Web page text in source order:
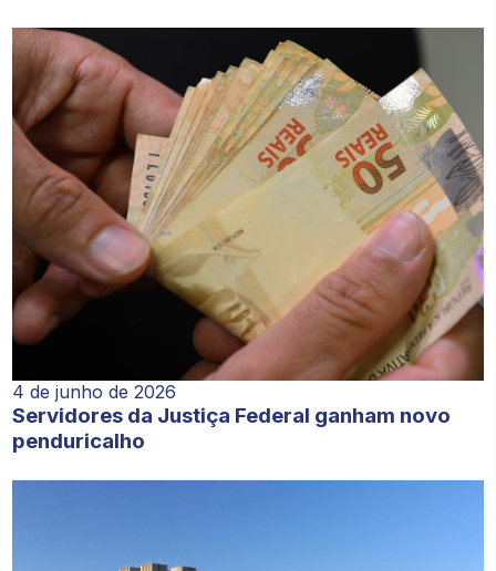
4 de junho de 2026
Servidores da Justiça Federal ganham novo
penduricalho